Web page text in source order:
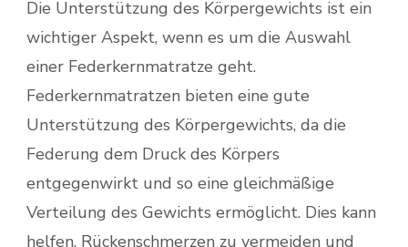
Die Unterstützung des Körpergewichts ist ein
wichtiger Aspekt, wenn es um die Auswahl
einer Federkernmatratze geht.
Federkernmatratzen bieten eine gute
Unterstützung des Körpergewichts, da die
Federung dem Druck des Körpers
entgegenwirkt und so eine gleichmäßige
Verteilung des Gewichts ermöglicht. Dies kann
helfen, Rückenschmerzen zu vermeiden und